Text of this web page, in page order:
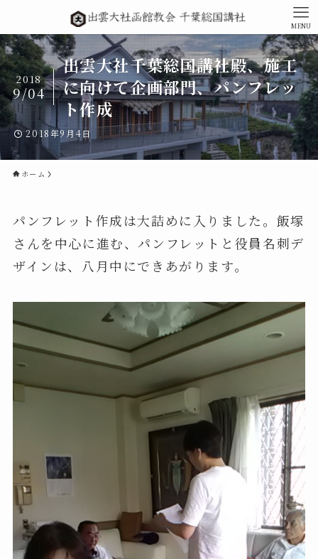
MENU
出雲大社千葉総国講社殿、施工
に向けて企画部門、パンフレッ
ト作成
2018
9/04
2018年9月4日
ホーム
パンフレット作成は大詰めに入りました。飯塚
さんを中心に進む、パンフレットと役員名刺デ
ザインは、八月中にできあがります。